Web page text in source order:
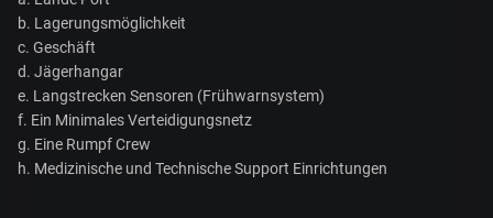
b. Lagerungsmöglichkeit
c. Geschäft
d. Jägerhangar
e. Langstrecken Sensoren (Frühwarnsystem)
f. Ein Minimales Verteidigungsnetz
g. Eine Rumpf Crew
h. Medizinische und Technische Support Einrichtungen